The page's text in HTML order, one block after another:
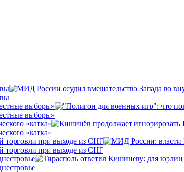
выборы»
выборы»
«катка»
«катка»
торговли при выходе из СНГ
торговли при выходе из СНГ